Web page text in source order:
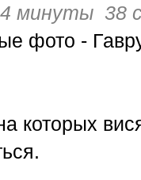
минуты 38
фото -
которых